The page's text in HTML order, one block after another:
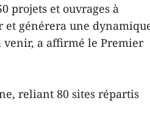
projets et ouvrages à
et générera une
venir, a affirmé le Premier
reliant 80 sites répartis